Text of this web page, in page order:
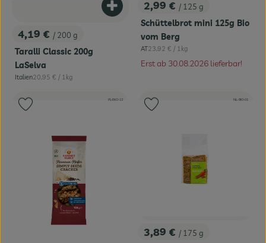
, Preis:
4,19 € / 200 g
Taralli Classic 200g
LaSelva
, Herkunft:
Italien, Referenzpreis:
20,95 € / 1kg
Produkt zum Warenkorb hinzufügen
, Preis:
2,99 € / 125 g
Schüttelbrot mini 125g Bio
vom Berg
, Herkunft:
AT, Referenzpreis:
23,92 € / 1kg
Erst ab 30.08.2026 lieferbar!
, Verband:
, Kontrollstelle:
PL-EKO-12
, Preis:
3,89 € / 175 g
, Verband:
, Kontrollstelle:
NL-BIO-01